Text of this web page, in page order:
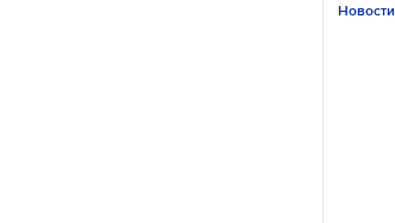
Новости